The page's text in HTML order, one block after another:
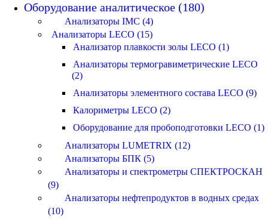
Оборудование аналитическое (180)
Анализаторы IMC (4)
Анализаторы LECO (15)
Анализатор плавкости золы LECO (1)
Анализаторы термогравиметрические LECO
(2)
Анализаторы элементного состава LECO (9)
Калориметры LECO (2)
Оборудование для пробоподготовки LECO (1)
Анализаторы LUMETRIX (12)
Анализаторы БПК (5)
Анализаторы и спектрометры СПЕКТРОСКАН
(9)
Анализаторы нефтепродуктов в водных средах
(10)